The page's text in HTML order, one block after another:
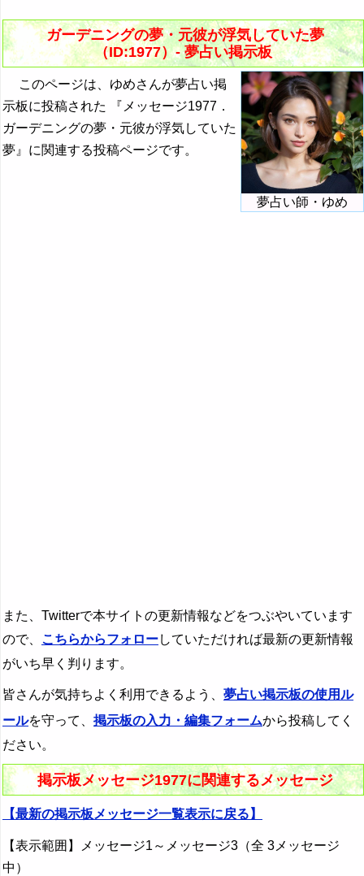
ガーデニングの夢・元彼が浮気していた夢
（ID:1977）- 夢占い掲示板
夢占い師・ゆめ
このページは、ゆめさんが夢占い掲
示板に投稿された 『メッセージ1977．
ガーデニングの夢・元彼が浮気していた
夢』に関連する投稿ページです。
また、Twitterで本サイトの更新情報などをつぶやいています
ので、 こちらからフォローしていただければ最新の更新情報
がいち早く判ります。
皆さんが気持ちよく利用できるよう、 夢占い掲示板の使用ル
ールを守って、 掲示板の入力・編集フォームから投稿してく
ださい。
掲示板メッセージ1977に関連するメッセージ
【最新の掲示板メッセージ一覧表示に戻る】
【表示範囲】メッセージ1～メッセージ3（全 3メッセージ
中）